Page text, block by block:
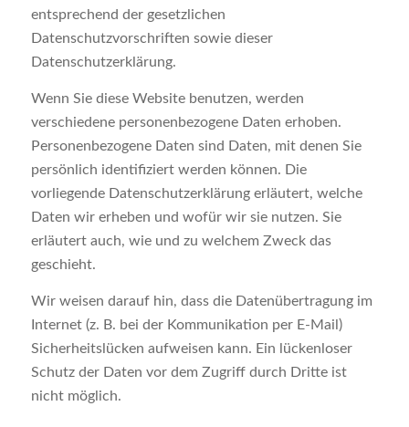
entsprechend der gesetzlichen
Datenschutzvorschriften sowie dieser
Datenschutzerklärung.
Wenn Sie diese Website benutzen, werden
verschiedene personenbezogene Daten erhoben.
Personenbezogene Daten sind Daten, mit denen Sie
persönlich identifiziert werden können. Die
vorliegende Datenschutzerklärung erläutert, welche
Daten wir erheben und wofür wir sie nutzen. Sie
erläutert auch, wie und zu welchem Zweck das
geschieht.
Wir weisen darauf hin, dass die Datenübertragung im
Internet (z. B. bei der Kommunikation per E-Mail)
Sicherheitslücken aufweisen kann. Ein lückenloser
Schutz der Daten vor dem Zugriff durch Dritte ist
nicht möglich.